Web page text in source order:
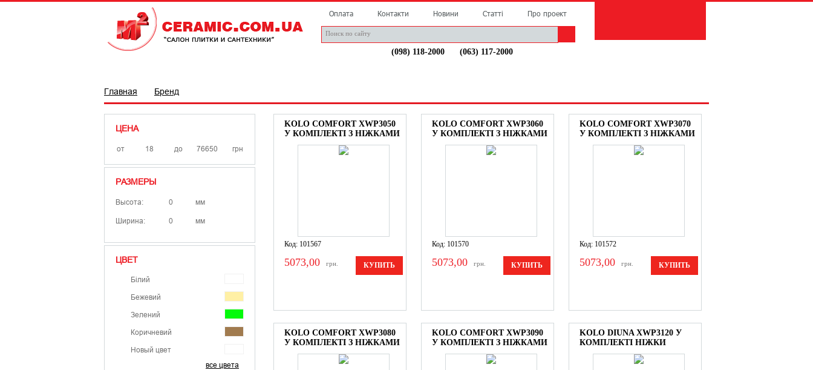
Оплата Контакти Новини Статті Про проект
(098) 118-2000 (063) 117-2000
Главная Бренд
ЦЕНА
от до грн
РАЗМЕРЫ
Высота: мм
Ширина: мм
ЦВЕТ
Білий
Бежевий
Зелений
Коричневий
Новый цвет
все цвета
KOLO COMFORT XWP3050
У КОМПЛЕКТІ З НІЖКАМИ
Код: 101567
КУПИТЬ
5073,00 грн.
KOLO COMFORT XWP3060
У КОМПЛЕКТІ З НІЖКАМИ
Код: 101570
КУПИТЬ
5073,00 грн.
KOLO COMFORT XWP3070
У КОМПЛЕКТІ З НІЖКАМИ
Код: 101572
КУПИТЬ
5073,00 грн.
KOLO COMFORT XWP3080
У КОМПЛЕКТІ З НІЖКАМИ
KOLO COMFORT XWP3090
У КОМПЛЕКТІ З НІЖКАМИ
KOLO DIUNA XWP3120 У
КОМПЛЕКТІ НІЖКИ